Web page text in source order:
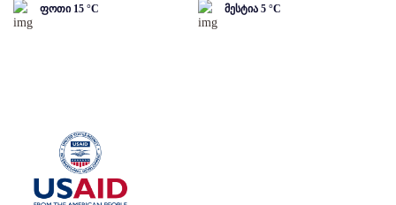
ფოთი 15 °C მესტია 5 °C